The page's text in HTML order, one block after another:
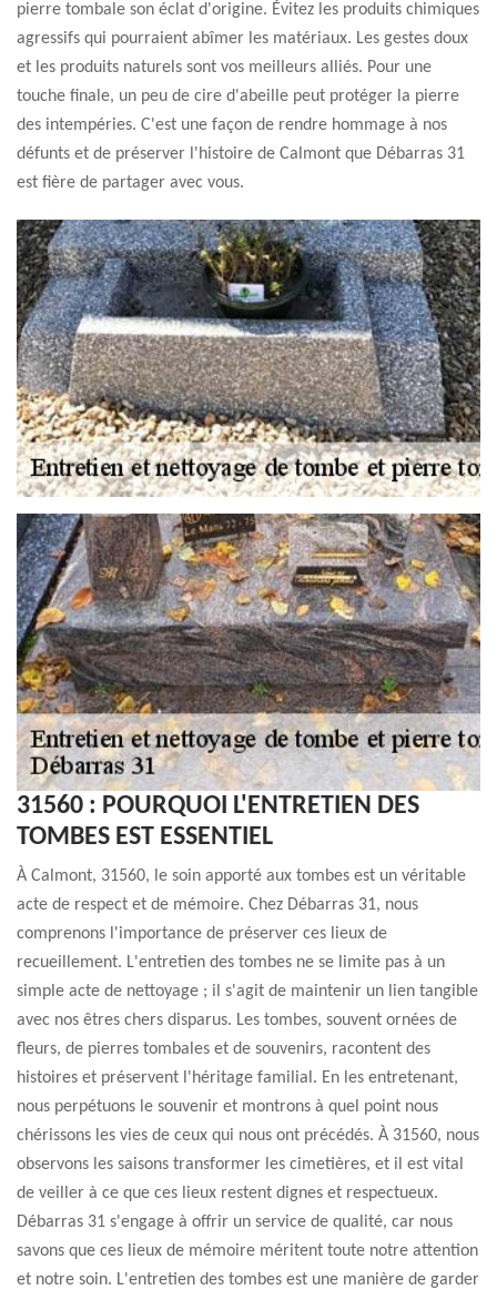
pierre tombale son éclat d'origine. Évitez les produits chimiques
agressifs qui pourraient abîmer les matériaux. Les gestes doux
et les produits naturels sont vos meilleurs alliés. Pour une
touche finale, un peu de cire d'abeille peut protéger la pierre
des intempéries. C'est une façon de rendre hommage à nos
défunts et de préserver l'histoire de Calmont que Débarras 31
est fière de partager avec vous.
31560 : POURQUOI L'ENTRETIEN DES
TOMBES EST ESSENTIEL
À Calmont, 31560, le soin apporté aux tombes est un véritable
acte de respect et de mémoire. Chez Débarras 31, nous
comprenons l'importance de préserver ces lieux de
recueillement. L'entretien des tombes ne se limite pas à un
simple acte de nettoyage ; il s'agit de maintenir un lien tangible
avec nos êtres chers disparus. Les tombes, souvent ornées de
fleurs, de pierres tombales et de souvenirs, racontent des
histoires et préservent l'héritage familial. En les entretenant,
nous perpétuons le souvenir et montrons à quel point nous
chérissons les vies de ceux qui nous ont précédés. À 31560, nous
observons les saisons transformer les cimetières, et il est vital
de veiller à ce que ces lieux restent dignes et respectueux.
Débarras 31 s'engage à offrir un service de qualité, car nous
savons que ces lieux de mémoire méritent toute notre attention
et notre soin. L'entretien des tombes est une manière de garder